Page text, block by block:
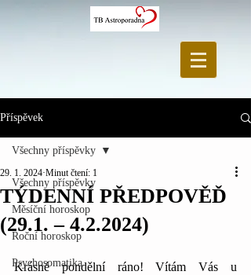
Příspěvek
Všechny příspěvky
Měsíční horoskop
Roční horoskop
Psychosomatika
Všechny příspěvky
TÝDENNÍ PŘEDPOVĚĎ
(29.1. – 4.2.2024)
29. 1. 2024 Minut čtení: 1
Krásné pondělní ráno! Vítám Vás u